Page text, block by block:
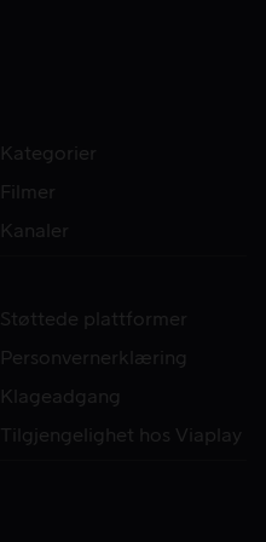
Kategorier
Filmer
Kanaler
Støttede plattformer
Personvernerklæring
Klageadgang
Tilgjengelighet hos Viaplay